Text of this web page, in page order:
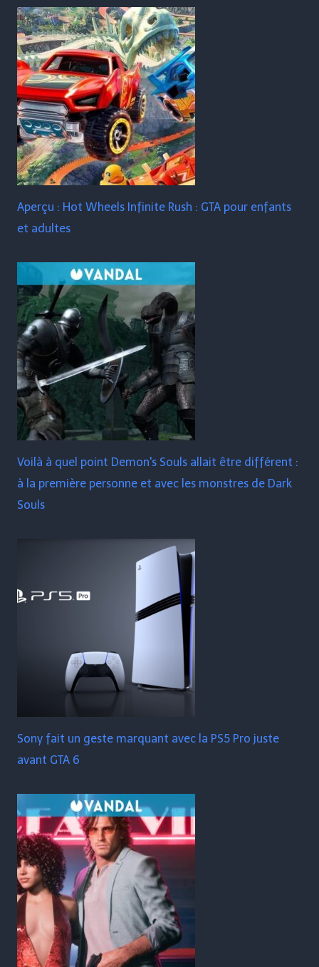
Aperçu : Hot Wheels Infinite Rush : GTA pour enfants
et adultes
Voilà à quel point Demon's Souls allait être différent :
à la première personne et avec les monstres de Dark
Souls
Sony fait un geste marquant avec la PS5 Pro juste
avant GTA 6